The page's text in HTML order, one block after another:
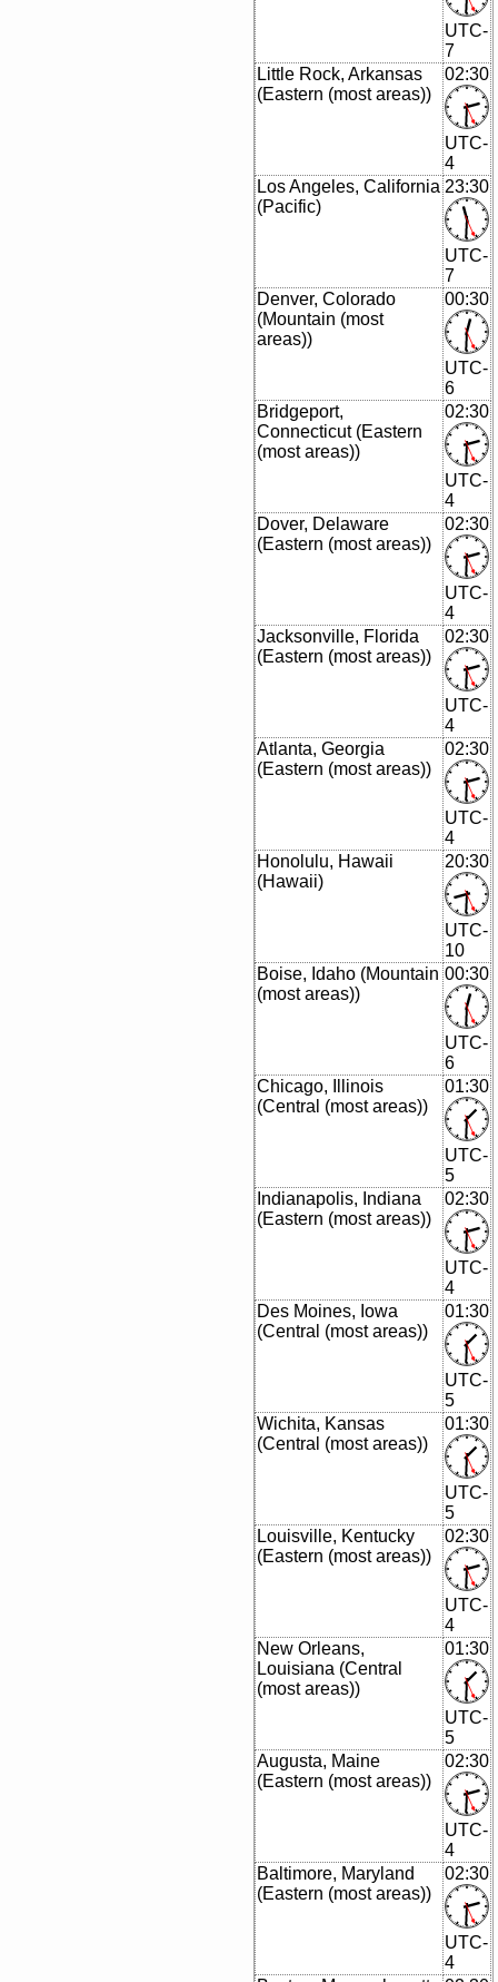
UTC-
7
Little Rock, Arkansas
(Eastern (most areas))
02:30
UTC-
4
Los Angeles, California
(Pacific)
23:30
UTC-
7
Denver, Colorado
(Mountain (most
areas))
00:30
UTC-
6
Bridgeport,
Connecticut (Eastern
(most areas))
02:30
UTC-
4
Dover, Delaware
(Eastern (most areas))
02:30
UTC-
4
Jacksonville, Florida
(Eastern (most areas))
02:30
UTC-
4
Atlanta, Georgia
(Eastern (most areas))
02:30
UTC-
4
Honolulu, Hawaii
(Hawaii)
20:30
UTC-
10
Boise, Idaho (Mountain
(most areas))
00:30
UTC-
6
Chicago, Illinois
(Central (most areas))
01:30
UTC-
5
Indianapolis, Indiana
(Eastern (most areas))
02:30
UTC-
4
Des Moines, Iowa
(Central (most areas))
01:30
UTC-
5
Wichita, Kansas
(Central (most areas))
01:30
UTC-
5
Louisville, Kentucky
(Eastern (most areas))
02:30
UTC-
4
New Orleans,
Louisiana (Central
(most areas))
01:30
UTC-
5
Augusta, Maine
(Eastern (most areas))
02:30
UTC-
4
Baltimore, Maryland
(Eastern (most areas))
02:30
UTC-
4